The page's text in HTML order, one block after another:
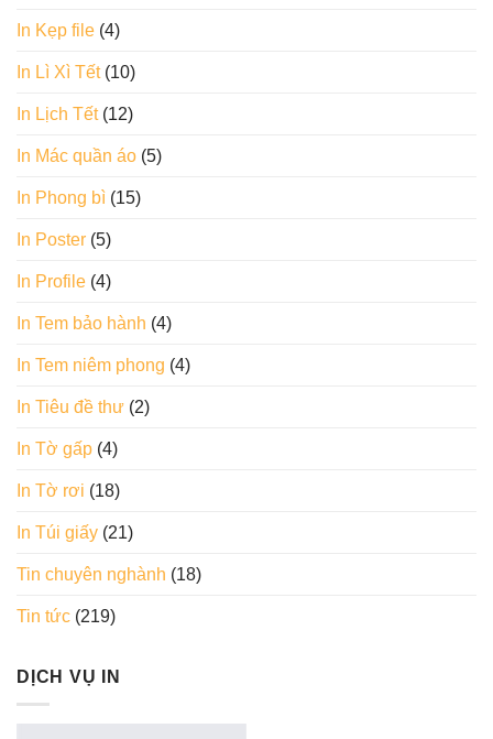
In Kẹp file (4)
In Lì Xì Tết(10)
In Lịch Tết(12)
In Mác quần áo (5)
In Phong bì (15)
In Poster (5)
In Profile (4)
In Tem bảo hành (4)
In Tem niêm phong (4)
In Tiêu đề thư (2)
In Tờ gấp (4)
In Tờ rơi (18)
In Túi giấy (21)
Tin chuyên nghành (18)
Tin tức (219)
DỊCH VỤ IN